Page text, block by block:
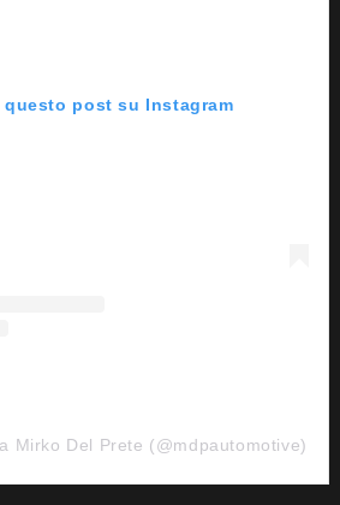
questo post su Instagram
Mirko Del Prete (@mdpautomotive)